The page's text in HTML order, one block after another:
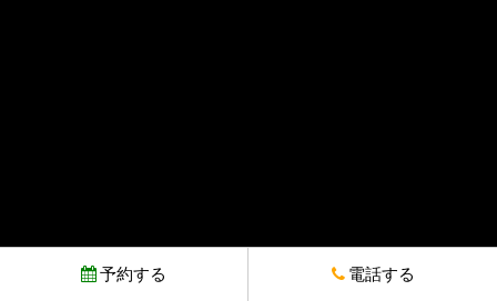
予約する 電話する